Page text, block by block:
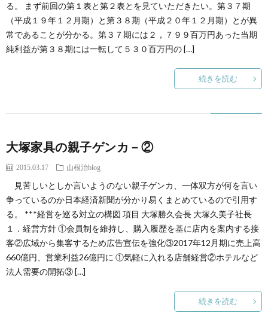
る。 まず前回の第１表と第２表とを見ていただきたい。第３７期
（平成１９年１２月期）と第３８期（平成２０年１２月期）とが異
常であることが分かる。第３７期には２，７９９百万円あった当期
純利益が第３８期には一転して５３０百万円の […]
続きを読む
大塚家具の親子ゲンカ－②
2015.03.17 山根治blog
見苦しいとしか言いようのない親子ゲンカ、一体双方が何を言い
争っているのか日本経済新聞が分かり易くまとめているので引用す
る。 ***経営を巡る対立の構図 項目 大塚勝久会長 大塚久美子社長
１．経営方針 ①会員制を維持し、購入履歴を基に店内を案内する接
客②広域から集客するため広告宣伝を強化③2017年12月期に売上高
660億円、営業利益26億円に ①気軽に入れる店舗経営②ホテルなど
法人需要の開拓③ […]
続きを読む